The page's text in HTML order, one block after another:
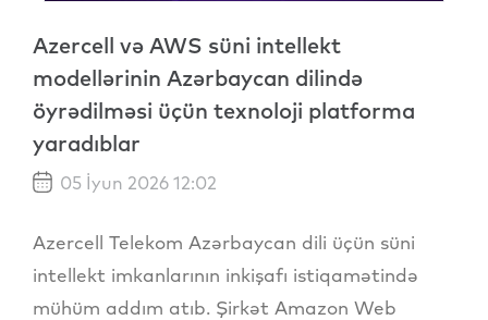
Azercell və AWS süni intellekt
modellərinin Azərbaycan dilində
öyrədilməsi üçün texnoloji platforma
yaradıblar
05 İyun 2026 12:02
Azercell Telekom Azərbaycan dili üçün süni
intellekt imkanlarının inkişafı istiqamətində
mühüm addım atıb. Şirkət Amazon Web